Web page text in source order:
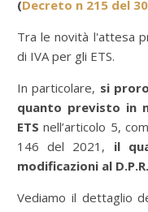
(Decreto n 215 del
Tra le novità l'attesa
di IVA per gli ETS.
In particolare, si
quanto previsto in
ETSnell’articolo 5,
146 del 2021, il
modificazioni al
Vediamo il dettaglio